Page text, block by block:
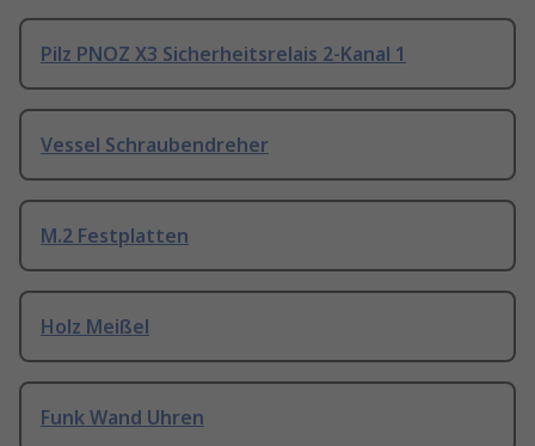
Pilz PNOZ X3 Sicherheitsrelais 2-Kanal 1
Vessel Schraubendreher
M.2 Festplatten
Holz Meißel
Funk Wand Uhren